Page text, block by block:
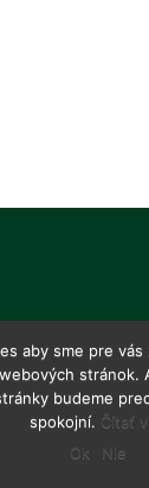
aby sme pre
stránok.
budeme
spokojní. Čítať
Ok
Nie